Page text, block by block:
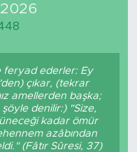
feryad ederler: Ey
çıkar, (tekrar
amellerden başka;
denilir:) "Size,
kadar ömür
azâbından
(Fâtır Sûresi, 37)